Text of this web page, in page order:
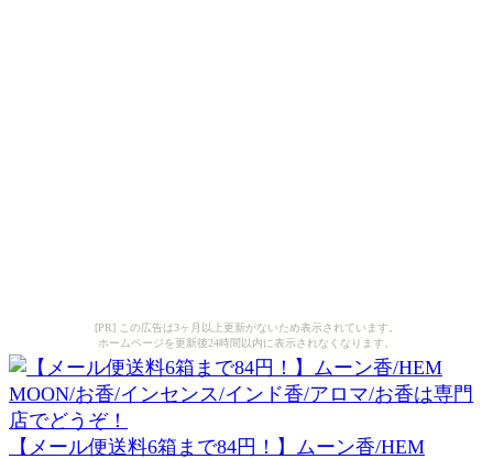
[PR] この広告は3ヶ月以上更新がないため表示されています。
ホームページを更新後24時間以内に表示されなくなります。
【メール便送料6箱まで84円！】ムーン香/HEM